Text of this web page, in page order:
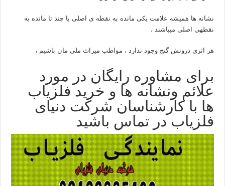
نشانه ها همیشه علامت یکی مانده به نقطه ی اصلی یا چند تا مانده به
نقطهی اصلی میباشند ،
هر اثری درونش گنج وجود ندارد ، مواظب میراث ملی مان باشیم ،
برای مشاوره رایگان در مورد
علائم ونشانه ها و خرید فلزیاب
ها با کارشناسان شرکت دنیای
فلزیاب در تماس باشید